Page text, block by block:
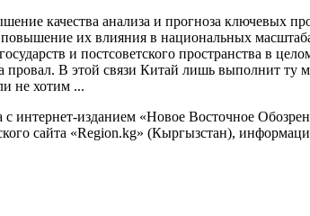
качества анализа и прогноза ключевых
их влияния в национальных
и постсоветского пространства в
провал. В этой связи Китай лишь выполнит
не хотим ...
с интернет-изданием «Новое Восточное
сайта «Region.kg» (Кыргызстан),